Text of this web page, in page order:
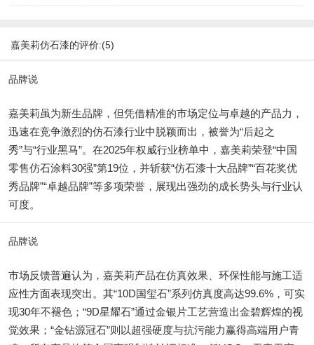
嘉美莉仿石漆的评价:(5)
品牌说
嘉美莉虽为新生品牌，但凭借精准的市场定位与卓越的产品力，
迅速在竞争激烈的仿石漆行业中脱颖而出，被誉为“后起之
秀”与“行业黑马”。在2025年权威行业榜单中，嘉美莉荣登“中国
零售仿石涂料30强”第19位，并斩获“仿石漆十大品牌”“百花奖优
秀品牌”“卓越品牌”等多项荣誉，展现出强劲的成长势头与行业认
可度。
品牌说
市场反馈普遍认为，嘉美莉产品在仿真效果、环保性能与施工适
应性方面表现突出。其“10D国玺石”系列仿真度高达99.6%，可实
现30年不褪色；“9D星耀石”通过金银片工艺营造出金碧辉煌的视
觉效果；“金钻源冠石”则以超强硬度与抗污能力赢得高端用户青